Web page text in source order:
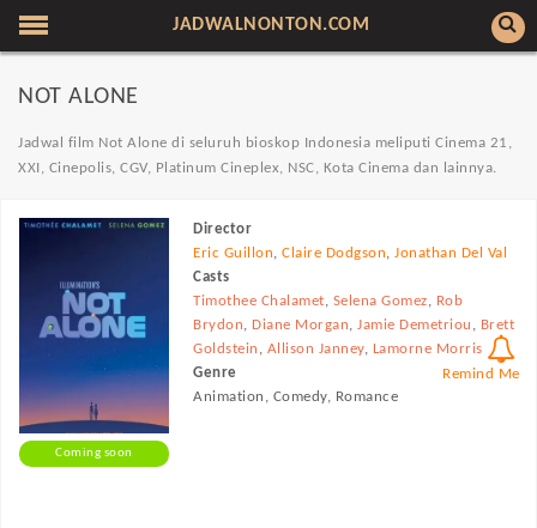
JADWALNONTON.COM
NOT ALONE
Jadwal film Not Alone di seluruh bioskop Indonesia meliputi Cinema 21,
XXI, Cinepolis, CGV, Platinum Cineplex, NSC, Kota Cinema dan lainnya.
Coming soon
Director
Eric Guillon,Claire Dodgson,Jonathan Del Val
Casts
Timothee Chalamet, Selena Gomez, Rob
Brydon, Diane Morgan,Jamie Demetriou , Brett
Goldstein , Allison Janney, Lamorne Morris
Genre
Animation, Comedy, Romance
Remind Me